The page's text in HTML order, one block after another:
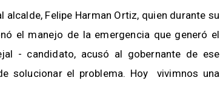
Felipe Harman Ortiz, quien durante su
el manejo de la emergencia que generó el
- candidato, acusó al gobernante de ese
solucionar el problema. Hoy vivimnos una